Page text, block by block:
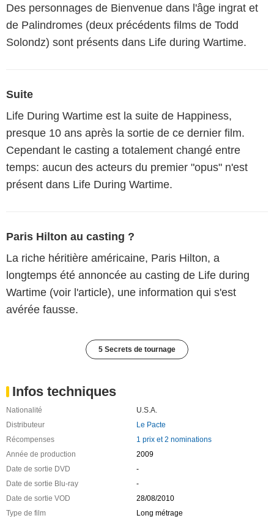
Des personnages de Bienvenue dans l'âge ingrat et
de Palindromes (deux précédents films de Todd
Solondz) sont présents dans Life during Wartime.
Suite
Life During Wartime est la suite de Happiness,
presque 10 ans après la sortie de ce dernier film.
Cependant le casting a totalement changé entre
temps: aucun des acteurs du premier "opus" n'est
présent dans Life During Wartime.
Paris Hilton au casting ?
La riche héritière américaine, Paris Hilton, a
longtemps été annoncée au casting de Life during
Wartime (voir l'article), une information qui s'est
avérée fausse.
5 Secrets de tournage
Infos techniques
Nationalité
U.S.A.
Distributeur
Le Pacte
Récompenses
1 prix et 2 nominations
Année de production
2009
Date de sortie DVD
-
Date de sortie Blu-ray
-
Date de sortie VOD
28/08/2010
Type de film
Long métrage